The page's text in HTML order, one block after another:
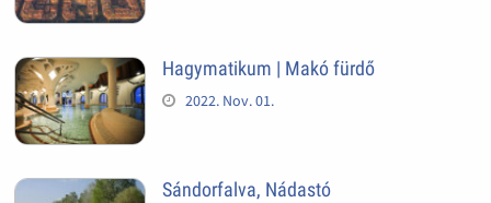
Hagymatikum | Makó fürdő
2022. Nov. 01.
Sándorfalva, Nádastó